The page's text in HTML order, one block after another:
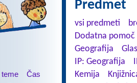
teme
Čas
Predmet
vsi predmeti
Dodatna
Geografija
IP: Geografija
Kemija